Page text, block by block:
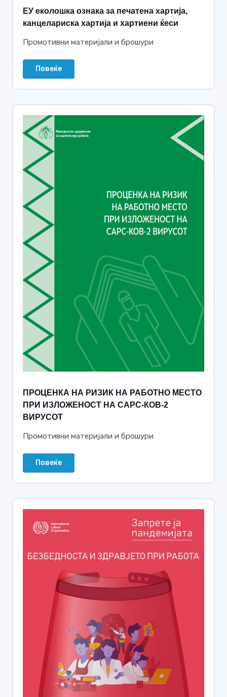
ЕУ еколошка ознака за печатена хартија,
канцелариска хартија и хартиени ќеси
Промотивни материјали и брошури
Повеќе
ПРОЦЕНКА НА РИЗИК НА РАБОТНО МЕСТО
ПРИ ИЗЛОЖЕНОСТ НА САРС-КОВ-2
ВИРУСОТ
Промотивни материјали и брошури
Повеќе